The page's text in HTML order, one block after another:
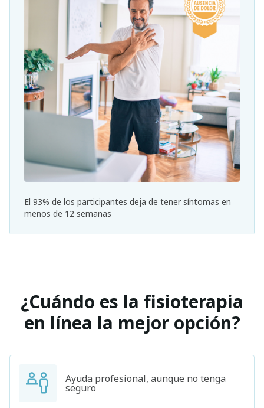
El 93% de los participantes deja de tener síntomas en
menos de 12 semanas
¿Cuándo es la fisioterapia
en línea la mejor opción?
Ayuda profesional, aunque no tenga
seguro